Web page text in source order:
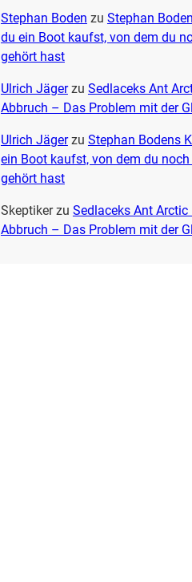
Stephan Boden zu Stephan
du ein Boot kaufst, von dem du
gehört hast
Ulrich Jägerzu Sedlaceks Ant
Abbruch – Das Problem mit der
Ulrich Jägerzu Stephan Bodens
ein Boot kaufst, von dem du
gehört hast
Skeptikerzu Sedlaceks Ant Arctic
Abbruch – Das Problem mit der